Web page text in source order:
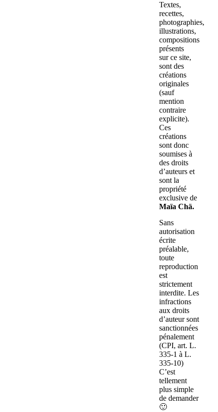
Textes,
recettes,
photographies,
illustrations,
compositions
présents
sur ce site,
sont des
créations
originales
(sauf
mention
contraire
explicite).
Ces
créations
sont donc
soumises à
des droits
d’auteurs et
sont la
propriété
exclusive de
Maïa Chä.
Sans
autorisation
écrite
préalable,
toute
reproduction
est
strictement
interdite. Les
infractions
aux droits
d’auteur sont
sanctionnées
pénalement
(CPI, art. L.
335-1 à L.
335-10)
C’est
tellement
plus simple
de demander
🙂